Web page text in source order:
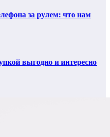
за рулем: что нам
выгодно и интересно